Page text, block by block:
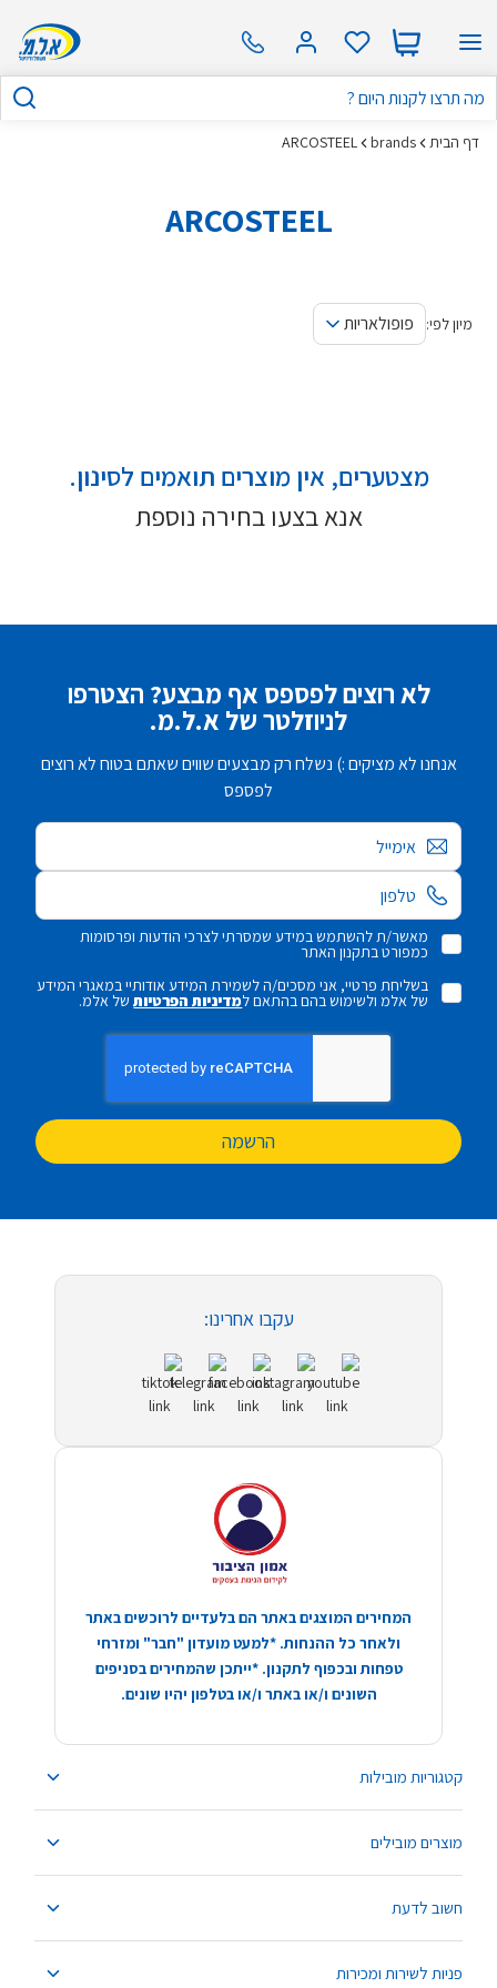
דף הבית brands
ARCOSTEEL
ARCOSTEEL
מיון לפי: פופולאריות
מצטערים, אין מוצרים תואמים לסינון.
אנא בצעו בחירה נוספת
לא רוצים לפספס אף מבצע? הצטרפו
לניוזלטר של א.ל.מ.
אנחנו לא מציקים :) נשלח רק מבצעים שווים שאתם בטוח לא רוצים
לפספס
אימייל
מאשר/ת להשתמש במידע שמסרתי לצרכי הודעות ופרסומות
כמפורט בתקנון האתר
בשליחת פרטיי, אני מסכים/ה לשמירת המידע אודותיי במאגרי המידע
של אלמ ולשימוש בהם בהתאם למדיניות הפרטיותשל אלמ.
הרשמה
קטגוריות מובילות
מוצרים מובילים
חשוב לדעת
פניות לשירות ומכירות
עקבו אחרינו:
המחירים המוצגים באתר הם בלעדיים לרוכשים באתר
ולאחר כל ההנחות. *למעט מועדון "חבר" ומזרחי
טפחות ובכפוף לתקנון. *ייתכן שהמחירים בסניפים
השונים ו/או באתר ו/או בטלפון יהיו שונים.